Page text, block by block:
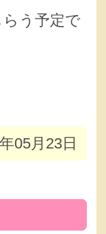
う予定で
05月23日